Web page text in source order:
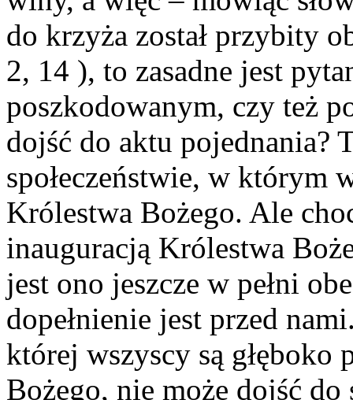
do krzyża został przybity
2, 14 ), to zasadne jest
poszkodowanym, czy też
dojść do aktu pojednania?
społeczeństwie, w którym
Królestwa Bożego. Ale
inauguracją Królestwa
jest ono jeszcze w pełni
dopełnienie jest przed
której wszyscy są głęboko
Bożego, nie może dojść